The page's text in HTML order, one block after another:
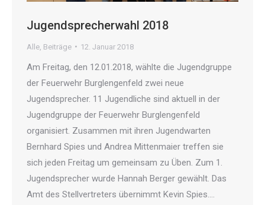
Jugendsprecherwahl 2018
Alle Beiträge 12. Januar 2018
Am Freitag, den 12.01.2018, wählte die Jugendgruppe
der Feuerwehr Burglengenfeld zwei neue
Jugendsprecher. 11 Jugendliche sind aktuell in der
Jugendgruppe der Feuerwehr Burglengenfeld
organisiert. Zusammen mit ihren Jugendwarten
Bernhard Spies und Andrea Mittenmaier treffen sie
sich jeden Freitag um gemeinsam zu Üben. Zum 1.
Jugendsprecher wurde Hannah Berger gewählt. Das
Amt des Stellvertreters übernimmt Kevin Spies.…